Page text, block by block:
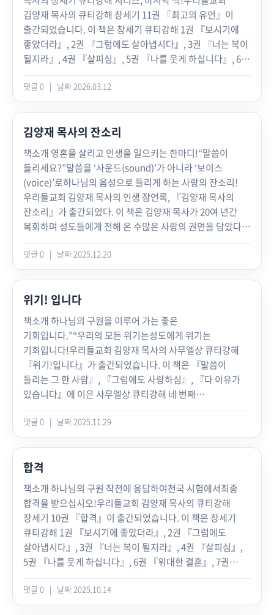
김양재 목사의 큐티강해 창세기 11권 『최고의 유언』이
출간되었습니다. 이 책은 창세기 큐티강해 1권 『보시기에
좋았더라』, 2권 『그럼에도 살아냅시다』, 3권 『너는 복이
될지라』, 4권 『살피심』, 5권 『나를 웃게 하십니다』, 6권
『위대한 결혼』, 7권 『후한 선물』, 8권 『주님, 속이
시원하시겠습니다』, 9권 『그는 나보다 옳도다』, 10권
『합격』에 이은 열한 번째 저서로 창세기 45장부터
창세기 큐티강해 시리즈의 “완결편”이기도 합니다.창세기
11권에는 험악한 세월을 보낸 야곱의 마지막 여정이 담겨
있습니다. 특히 이 책에서는 온몸으로 최고의 유언을 남긴
야곱을 깊이 만나 볼 수 있습니다. 마지막 유언에서 그는
“이제 나는 나의 영원한 본향인 ‘막벨라 굴’에서 ‘레아’와 함께
살겠노라”며 자녀들 앞에서 큰 회개의 고백을 했습니다(창
49:31~32). 앞선 창세기 큐티강해 시리즈에서도
살펴보았지만, 라헬만 편애하는 야곱으로 인해 야곱 가정이
얼마나 상처가 많았습니까? 그러니 라헬이 아닌 레아 곁에
묻히겠다는 이 고백이야말로 가정의 회복을 이루는 유언
아니겠습니까? 이처럼 마지막 유언의 클라이맥스는 가정의
회복을 위해 내가 회개하는 것입니다.저자인 김양재 목사는
교회는 가정에서 시작된다고 말하면서 가정이라는 최소한의
울타리를 벗어나서 “교회에 오라”,“천국에 오라”고 외친들
무슨 소용이 있겠냐고 말합니다. 그러면서 영혼의 집인
천국에 가기 위해, 가정의 회복을 위해 구체적으로 회개할
것을 촉구합니다.여러분은 생의 마지막 날 어떤 유언을
남기겠습니까? 결국 우리의 삶 자체가 유언으로 남게 될
것입니다. 이 책을 통해 회개의 고백이 담긴 ‘최고의 유언’을
남기는 그 한 사람이 세워지기를 간구합니다. 천국에서 나를
영접해 주실 주님을 바라보며, “내가 가는 천국에 너희도 꼭
오라”고 믿음의 유언을 남기는 그 한 사람이 나오기를
품으로chapter 1 기회 (창 45:1~15) 14chapter 2 초청 (창
45:16~28) 46chapter 3 내려놓는 여행 (창 46:1~7, 27)
76chapter 4 아버지 품으로 (창 46:8~34) 106chapter 5
축복권 (창 47:1~12) 138chapter 6 살리는 경제정책 (창
47:13~26) 168Part 2 최고의 유언은 회개입니다chapter 7
유언 (창 47:27~31) 196chapter 8 특별한 사랑 (창 48:1~7)
226chapter 9 마지막 분별 (창 48:8~22) 254chapter 10
분량대로 (창 49:13~28) 332chapter 12 마지막 유언 (창
49:29~33) 358Part 3 용서의 종결자는
댓글 0 | 날짜 2026.03.12
김양재 목사의 잔소리
책소개 영혼을 살리고 인생을 일으키는 한마디!“말씀이
들리세요?”말씀을 ‘사운드(sound)’가 아니라 ‘보이스
(voice)’로하나님의 음성으로 들리게 하는 사랑의 잔소리!
우리들교회 김양재 목사의 인생 잠언록, 『김양재 목사의
잔소리』가 출간되었다. 이 책은 김양재 목사가 20여 년간
목회하며 성도들에게 전해 온 수많은 사랑의 권면을 담았다.
우리들교회에서 김양재 목사는 일명 ‘수잔’, ‘수없이
잔소리하는 목사’로 통한다. “가정은 반드시 지켜야 해요!”,
“불신(不信)결혼하면 안 돼요!”, “교회 공동체에 꼭 붙어
때문이다.절벽을 향해 돌진하는 자녀에게 “어머, 뛰지 마라~
위험하단다” 교양 차리며 얘기할 부모는 없다. “얘! 위험해!!
멈춰!!!” 소리소리 질러 가며 자녀를 붙잡으러 달려가야 한다.
어쩌면 성경 66권의 메시지도 이와 같은 하나님의 다급한
부르심이 아닐까? 김양재 목사는 성경을 묵상하면 할수록
이런 하나님의 안타까움이 전해지기에, 자신 역시도 안타깝게
권면하고 또 권면하게 된다고 말한다.그러나 ‘잔소리’라고
했지만 김양재 목사의 모든 권면은 성경에 있는 하나님의
말씀이다. 그리고 그 ‘수없는 잔소리’가 ‘수많은 영혼’을
살리고 ‘수많은 인생’을 일으켰다. 독자들에게도 이 잔소리가
‘하나님의 보이스(voice)’로, 내 영혼을 ‘살리는 음성’으로
들리기를 원한다. 목차 프롤로그chapter 1 말씀이 들리세요?
영적 전쟁의 최강병기는 한결같은 큐티입니다chapter 2
성경, 덮어 놓고 믿지 말고 열어 놓고 믿으세요내 죄를
오픈하고 회개하는 것이 능력입니다chapter 3 그래서
고난이 축복이에요하나님 사랑의 라스트 콜chapter 4 딱풀
성도가 되세요목장이 세계적인 대안입니다chapter 5 사람은
믿음의 대상이 아니에요사람은 사랑의 대상, 구원의
대상입니다chapter 6 내 주머니부터 회개해야 해요‘어떻게
돈을 쓰는가’가 나의 신앙고백입니다chapter 7 우리 꼭,
깨끗한 호적을 물려줍시다가정은 지킬 만한 가치가
있으니까요!chapter 8 거룩하게 살고자 하면 행복이
댓글 0 | 날짜 2025.12.20
위기! 입니다
책소개 하나님의 구원을 이루어 가는 좋은
기회입니다.”“우리의 모든 위기는성도에게 위기는
기회입니다!우리들교회 김양재 목사의 사무엘상 큐티강해
『위기!입니다』가 출간되었습니다. 이 책은 『말씀이
들리는 그 한 사람』, 『그럼에도 사랑하심』, 『다 이유가
있습니다』에 이은 사무엘상 큐티강해 네 번째
시리즈입니다. 사무엘상의 대단원으로 23장부터 31장까지의
말씀 묵상을, 특별히 ‘어떻게 사울 시대가 막을 내리고 다윗의
새 시대가 열렸는가’를 다루고 있습니다.어떤 인생이든지
연속이었습니다. 그러나 우리가 잘 알 듯, 두 인생의 결말은
판이합니다. 사울에게 위기는 그야말로 ‘위기’였습니다.
사울은 “이스라엘 자손 중에 그보다 더 준수한 자가
없다”(삼상 9:2)라는 평가를 들을 만큼 외모가 출중하고
막강한 권세까지 가졌지만, 다윗을 쫓는 데만 일생을
허비하다가 대적 블레셋에게 하릴없이 무너지고 끝내 자살로
생을 마감했습니다. 반면에 다윗은 어땠습니까? 하나님께
기름 부음을 받은 뒤 그의 삶은 날마다 고난의
행군이었습니다. 사울에게 쫓기는 것도 모자라 믿었던
백성들에게 배신당하고, 블레셋으로 도망쳤다가 아말렉에게
댓글 0 | 날짜 2025.11.29
합격
책소개 하나님의 구원 작전에 응답하여천국 시험에서최종
합격을 받으십시오!우리들교회 김양재 목사의 큐티강해
창세기 10권 『합격』이 출간되었습니다. 이 책은 창세기
큐티강해 1권 『보시기에 좋았더라』, 2권 『그럼에도
살아냅시다』, 3권 『너는 복이 될지라』, 4권 『살피심』,
5권 『나를 웃게 하십니다』, 6권 『위대한 결혼』, 7권
『후한 선물』, 8권 『주님, 속이 시원하시겠습니다』, 9권
『그는 나보다 옳도다』에 이은 열 번째 책입니다.창세기
40장부터 44장까지의 말씀 묵상을 담은 10권에서는 요셉의
댓글 0 | 날짜 2025.10.14